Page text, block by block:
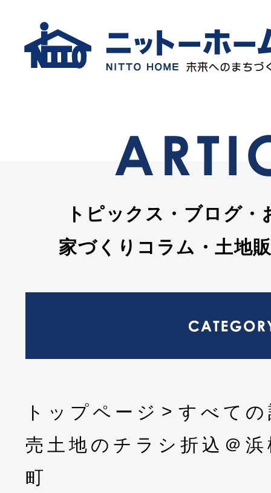
トピックス・ブログ・
家づくりコラム・土地
トップページ
すべて
売土地のチラシ折込＠
町